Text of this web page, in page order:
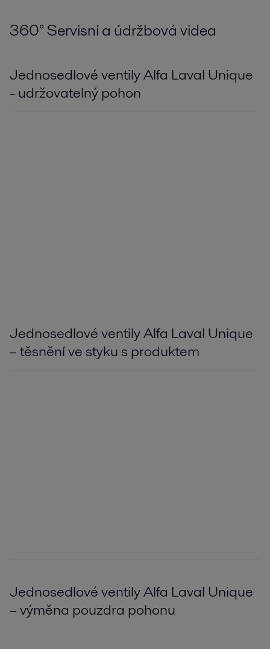
360°Servisní a údržbová videa
Jednosedlové ventily Alfa Laval Unique
- udržovatelný pohon
Jednosedlové ventily Alfa Laval Unique
– těsnění ve styku s produktem
Jednosedlové ventily Alfa Laval Unique
– výměna pouzdra pohonu